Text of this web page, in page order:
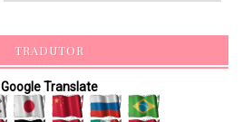
TRADUTOR
Google Translate